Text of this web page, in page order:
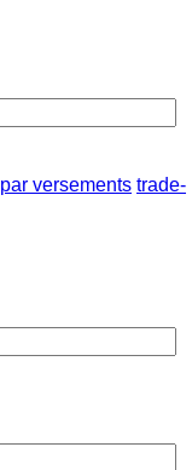
par versements trade-